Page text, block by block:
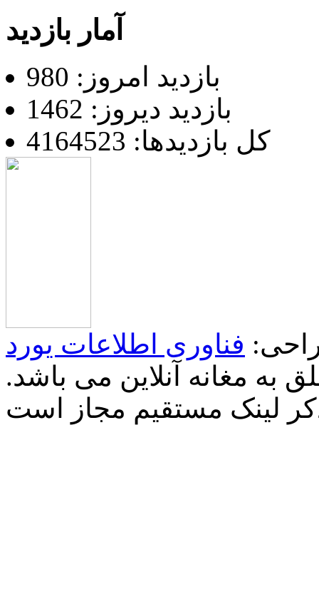
آمار بازدید
بازدید امروز: 980
بازدید دیروز: 1462
کل بازدیدها: 4164523
فناوری اطلاعات یورد
به مغانه آنلاین می باشد.